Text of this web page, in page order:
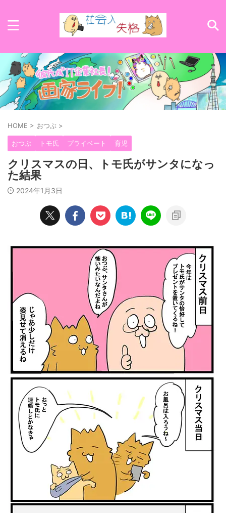
HOME > おつぶ >
おつぶ トモ氏 プライベート 育児
クリスマスの日、トモ氏がサンタになっ
た結果
2024年1月3日